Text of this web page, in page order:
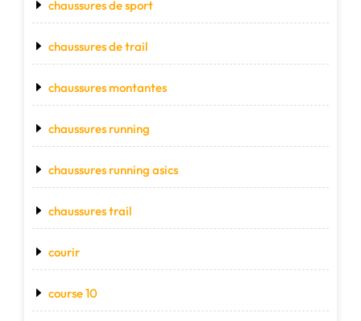
chaussures de sport
chaussures de trail
chaussures montantes
chaussures running
chaussures running asics
chaussures trail
courir
course 10